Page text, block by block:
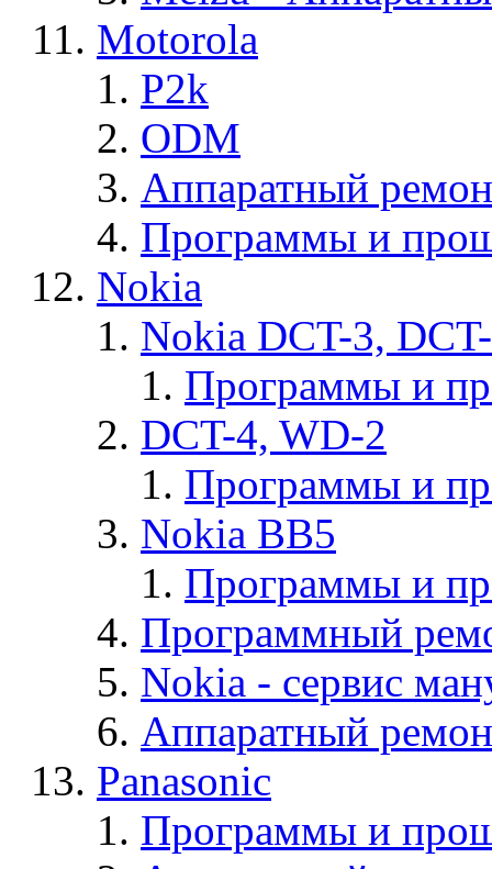
Motorola
P2k
ODM
Аппаратный
Программы и
Nokia
Nokia DCT-3,
Программы и
DCT-4, WD-2
Программы и
Nokia BB5
Программы и
Программный
Nokia - cервис
Аппаратный
Panasonic
Программы и